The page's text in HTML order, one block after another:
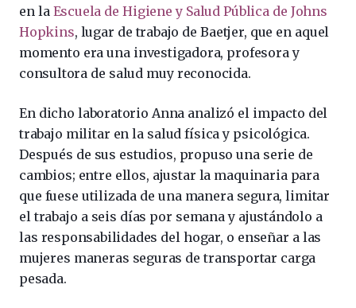
en la Escuela de Higiene y Salud Pública de Johns
Hopkins, lugar de trabajo de Baetjer, que en aquel
momento era una investigadora, profesora y
consultora de salud muy reconocida.
En dicho laboratorio Anna analizó el impacto del
trabajo militar en la salud física y psicológica.
Después de sus estudios, propuso una serie de
cambios; entre ellos, ajustar la maquinaria para
que fuese utilizada de una manera segura, limitar
el trabajo a seis días por semana y ajustándolo a
las responsabilidades del hogar, o enseñar a las
mujeres maneras seguras de transportar carga
pesada.